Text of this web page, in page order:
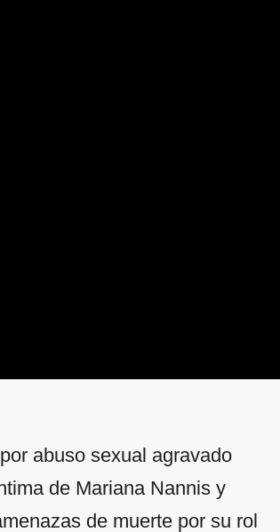
abuso sexual agravado
de Mariana Nannis y
de muerte por su rol